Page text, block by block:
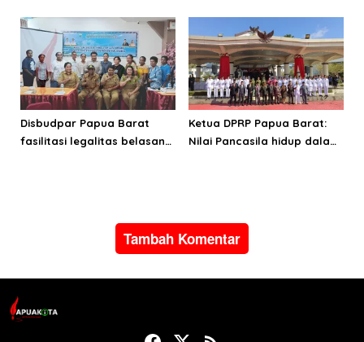
Bintuni
Disbudpar Papua Barat
fasilitasi legalitas belasan
Ketua DPRP Papua Barat:
Nilai Pancasila hidup dalam
Tambah Komentar